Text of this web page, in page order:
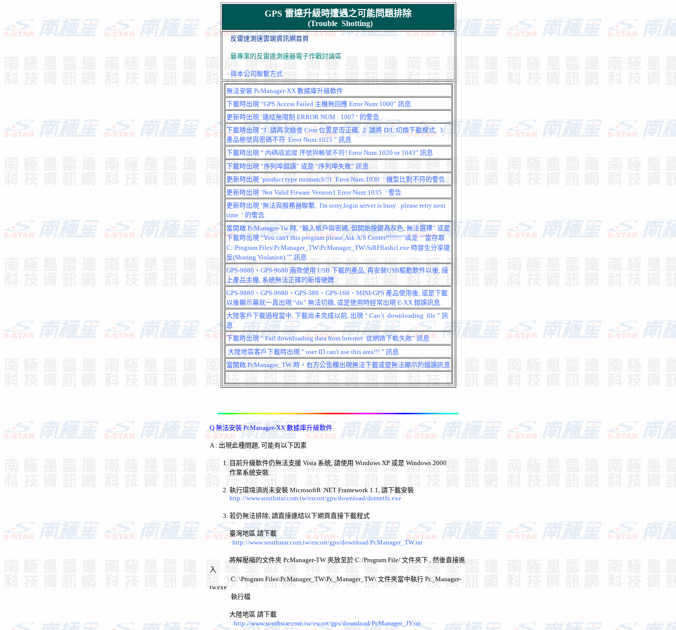
GPS 雷達升級時遭遇之可能問題排除
(Trouble Shotting)
反雷達測速雲端資訊網首頁
最專業的反雷達測速器電子作戰討論區
與本公司聯繫方式
無法安裝PcManager-XX 數據庫升級軟件
下載時出現“GPS Access Failed 主機無回應Error Num:1000” 訊息
更新時出現 ‘連結無限制 ERROR NUM : 1007 ‘ 的警告
下載時出現“1. 請再次檢查Com 位置是否正確, 2.請將D/L切換下載模式, 3.
產品帳號與密碼不符 Error Num:1025 ” 訊息
下載時出現 “ 內碼或追蹤 序號與帳號不符! Error Num:1020 or 1043” 訊息
下載時出現“序列埠錯誤” 或是“序列埠失敗” 訊息
更新時出現 ‘product type mismatch!!1 Error Num:1030 ‘ 機型比對不符的警告.
更新時出現 ‘Not Valid Firware Version1 Error Num:1035 ‘ 警告.
更新時出現 ‘無法與服務器聯繫, I'm sorry,login server is busy . please retry next
time ‘ 的警告.
當開啟PcManager-Tw時, “輸入帳戶與密碼, 但開始按鍵為灰色, 無法選擇” 或是
下載時出現“You can't this program please,Ask A/S Center!!!!!!!!”或是“"當存取
C:\Program Files\PcManager_TW\PcManager_TW\SiRFflashcl.exe 時發生分享違
反(Sharing Violation) "” 訊息
GPS-9880 、 GPS-9680 兩款使用 USB 下載的產品, 再安裝USB驅動軟件以後, 接
上產品主機, 系統無法正確的新增硬體
GPS-9880 、 GPS-9680 、 GPS-388 、 GPS-168 、 MINI-GPS 產品使用後, 或是下載
以後顯示幕就一直出現 “dn” 無法切換, 或是使用時經常出現 E-XX 錯誤訊息.
大陸客戶下載過程當中, 下載尚未完成以前, 出現 “ Can’t downloading file ” 訊
息
下載時出現 “Fail downloading data from internet 從網路下載失敗”訊息
大陸地區客戶下載時出現 “ user ID can't use this area!!! ” 訊息
當開啟PcManager_TW 時，右方公告欄出現無法下載或是無法顯示的錯誤訊息
Q 無法安裝 PcManager-XX 數據庫升級軟件
A : 出現此種問題, 可能有以下因素
1. 目前升級軟件仍無法支援 Vista 系統, 請使用 Windows XP 或是 Windows 2000
作業系統安裝.
2. 執行環境須尚未安裝 MicrosoftR .NET Framework 1.1, 請下載安裝
http://www.southstar.com.tw/escort/gps/download/dotnetfx.exe
3. 若仍無法排除, 請直接連結以下網頁直接下載程式
臺灣地區 請下載
http://www.southstar.com.tw/escort/gps/download/PcManager_TW.rar
將解壓縮的文件夾 PcManager-TW 夾放至於 C:/Program File/ 文件夾下 , 然後直接進
入
C: \Program Files\PcManager_TW\Pc_Manager_TW\ 文件夾當中執行 Pc_Manager-
tw.exe
執行檔
大陸地區 請下載
http://www.southstar.com.tw/escort/gps/download/PcManager_JY.rar